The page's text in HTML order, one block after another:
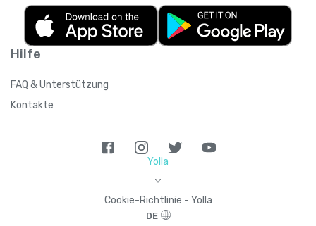
Hilfe
FAQ & Unterstützung
Kontakte
Yolla
>
Cookie-Richtlinie - Yolla
DE